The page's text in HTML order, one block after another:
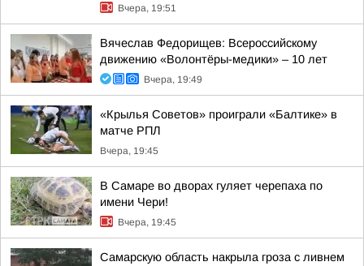
Вчера, 19:51
Вячеслав Федорищев: Всероссийскому
движению «Волонтёры-медики» – 10 лет
Вчера, 19:49
«Крылья Советов» проиграли «Балтике» в
матче РПЛ
Вчера, 19:45
В Самаре во дворах гуляет черепаха по
имени Чери!
Вчера, 19:45
Самарскую область накрыла гроза с ливнем